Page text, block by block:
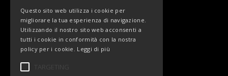
Questo sito web utilizza i cookie per
migliorare la tua esperienza di navigazione.
Utilizzando il nostro sito web acconsenti a
tutti i cookie in conformità con la nostra
policy per i cookie. Leggi di più
TARGETING